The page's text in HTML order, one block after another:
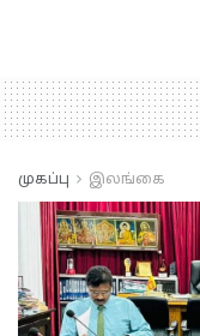
முகப்பு இலங்கை